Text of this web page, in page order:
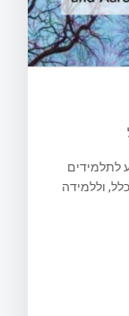
לתלמידים
וללמידה